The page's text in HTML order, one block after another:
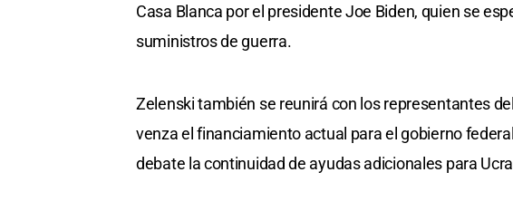
Casa Blanca por el presidente Joe Biden, quien se
suministros de guerra.
Zelenski también se reunirá con los representantes
venza el financiamiento actual para el gobierno
debate la continuidad de ayudas adicionales para